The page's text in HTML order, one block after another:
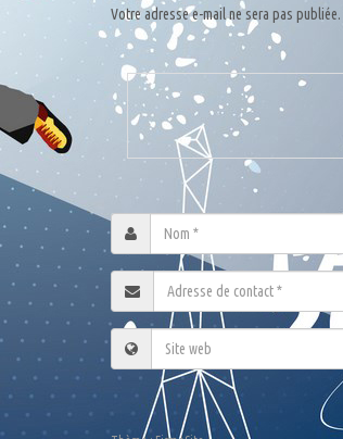
Votre adresse e-mail ne sera pas publiée.